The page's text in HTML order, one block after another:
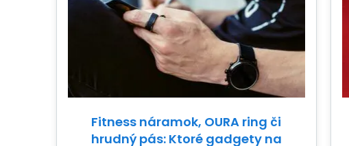
Fitness náramok, OURA ring či
hrudný pás: Ktoré gadgety na